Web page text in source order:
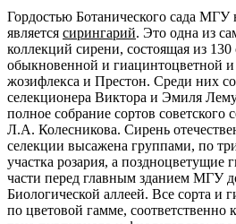
Гордостью Ботанического сада МГУ
является сирингарий. Это одна из
коллекций сирени, состоящая из 130
обыкновенной и гиацинтоцветной
жозифлекса и Престон. Среди них
селекционера Виктора и Эмиля
полное собрание сортов советского
Л.А. Колесникова. Сирень
селекции высажена группами, по
участка розария, а
части перед главным зданием МГУ
Биологической аллеей. Все сорта и
по цветовой гамме,